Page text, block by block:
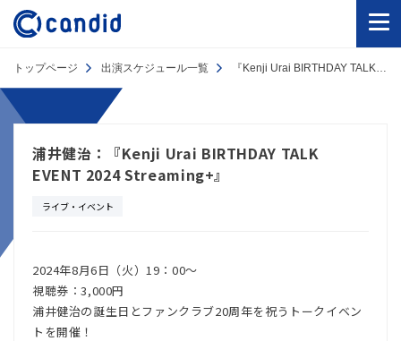
トップページ 出演スケジュール一覧 『Kenji Urai BIRTHDAY TALK EVENT 2024 Streaming+』
浦井健治：『Kenji Urai BIRTHDAY TALK
EVENT 2024 Streaming+』
ライブ・イベント
2024年8月6日（火）19：00～
視聴券：3,000円
浦井健治の誕生日とファンクラブ20周年を祝うトークイベン
トを開催！